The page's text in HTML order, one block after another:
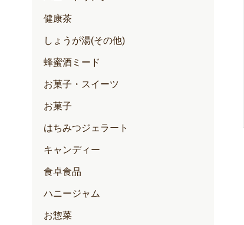
健康茶
しょうが湯(その他)
蜂蜜酒ミード
お菓子・スイーツ
お菓子
はちみつジェラート
キャンディー
食卓食品
ハニージャム
お惣菜